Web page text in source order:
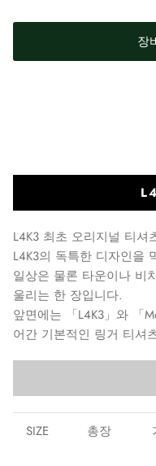
장
L4K3 최초 오리지널 티셔
L4K3의 독특한 디자인을
일상은 물론 타운이나 비
울리는 한 장입니다.
앞면에는 「L4K3」와 「
어간 기본적인 링거 티셔
SIZE 총장